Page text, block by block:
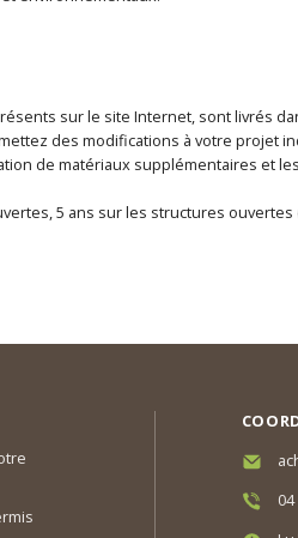
sur le site Internet, sont livrés
des modifications à votre projet
de matériaux supplémentaires et
5 ans sur les structures